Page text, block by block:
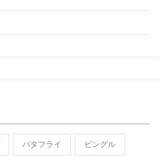
バタフライ ビングル